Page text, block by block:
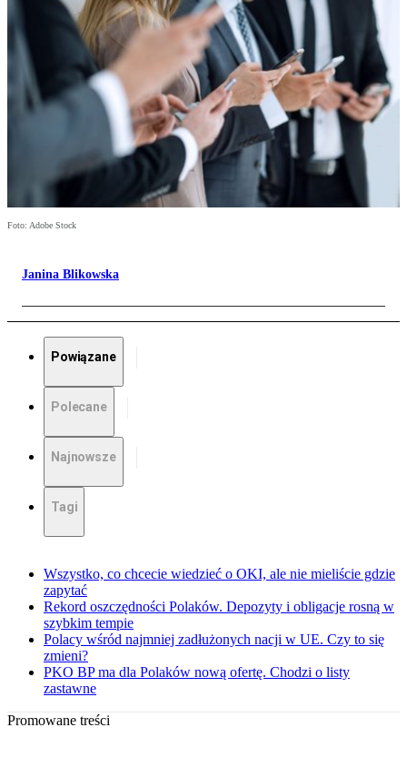
Foto: Adobe Stock
Janina Blikowska
Powiązane
Polecane
Najnowsze
Tagi
Wszystko, co chcecie wiedzieć o OKI, ale nie mieliście gdzie
zapytać
Rekord oszczędności Polaków. Depozyty i obligacje rosną w
szybkim tempie
Polacy wśród najmniej zadłużonych nacji w UE. Czy to się
zmieni?
PKO BP ma dla Polaków nową ofertę. Chodzi o listy
zastawne
Promowane treści